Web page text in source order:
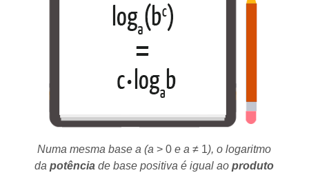
Numa mesma base a (a> 0 e a≠ 1), o logaritmo
dapotência de base positiva é igual aoproduto